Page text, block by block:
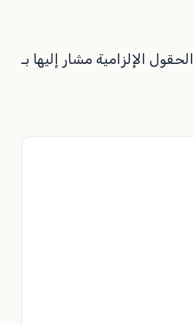
الحقول الإلزامية مشار إليها بـ